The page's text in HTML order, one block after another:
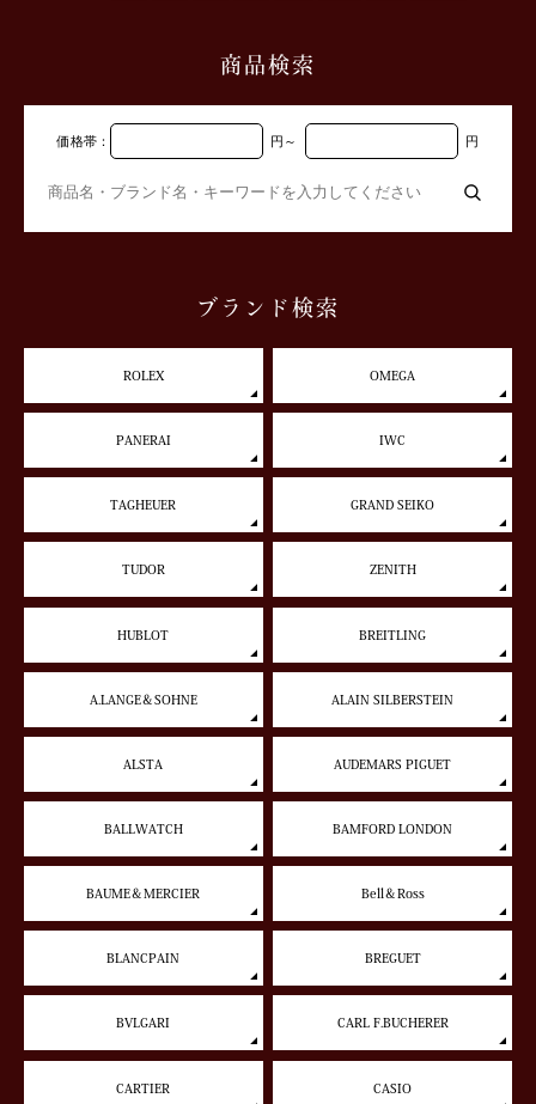
商品検索
価格帯： 円 ～ 円
ブランド検索
ROLEX OMEGA
PANERAI IWC
TAGHEUER GRAND SEIKO
TUDOR ZENITH
HUBLOT BREITLING
A.LANGE＆SOHNE ALAIN SILBERSTEIN
ALSTA AUDEMARS PIGUET
BALLWATCH BAMFORD LONDON
BAUME＆MERCIER Bell＆Ross
BLANCPAIN BREGUET
BVLGARI CARL F.BUCHERER
CARTIER CASIO